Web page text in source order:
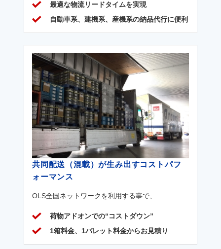
最適な物流リードタイムを実現
自動車系、建機系、産機系の納品代行に便利
共同配送（混載）が生み出すコストパフ
ォーマンス
OLS全国ネットワークを利用する事で、
荷物アドオンでの“コストダウン”
1箱料金、1パレット料金からお見積り